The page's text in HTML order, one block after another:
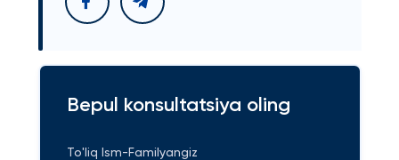
Bepul konsultatsiya oling
To'liq Ism-Familyangiz